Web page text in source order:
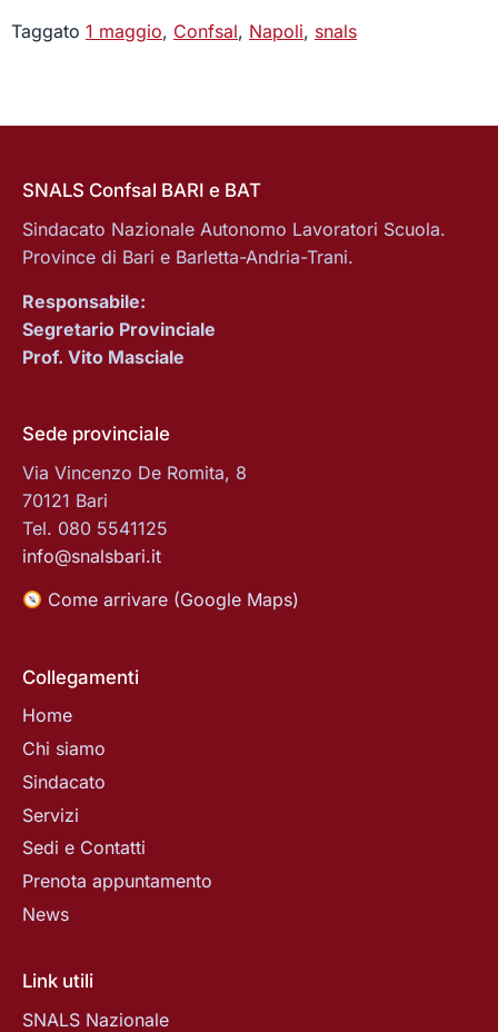
Taggato 1 maggio, Confsal, Napoli, snals
SNALS Confsal BARI e BAT
Sindacato Nazionale Autonomo Lavoratori Scuola.
Province di Bari e Barletta-Andria-Trani.
Responsabile:
Segretario Provinciale
Prof. Vito Masciale
Sede provinciale
Via Vincenzo De Romita, 8
70121 Bari
Tel. 080 5541125
info@snalsbari.it
Come arrivare (Google Maps)
Collegamenti
Home
Chi siamo
Sindacato
Servizi
Sedi e Contatti
Prenota appuntamento
News
Link utili
SNALS Nazionale